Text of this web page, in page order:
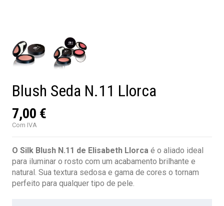
Blush Seda N.11 Llorca
7,00 €
Com IVA
O Silk Blush N.11 de Elisabeth Llorca é o aliado ideal
para iluminar o rosto com um acabamento brilhante e
natural. Sua textura sedosa e gama de cores o tornam
perfeito para qualquer tipo de pele.